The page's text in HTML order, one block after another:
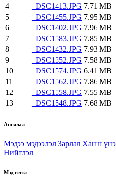
4
_DSC1413.JPG 7.71 MB
5
_DSC1455.JPG 7.95 MB
6
_DSC1402.JPG 7.96 MB
7
_DSC1583.JPG 7.85 MB
8
_DSC1432.JPG 7.93 MB
9
_DSC1352.JPG 7.58 MB
10
_DSC1574.JPG 6.41 MB
11
_DSC1562.JPG 7.86 MB
12
_DSC1558.JPG 7.55 MB
13
_DSC1548.JPG 7.68 MB
Ангилал
Мэдээ мэдээлэл Зарлал Ханш үнэ
Нийтлэл
Мэдээлэл